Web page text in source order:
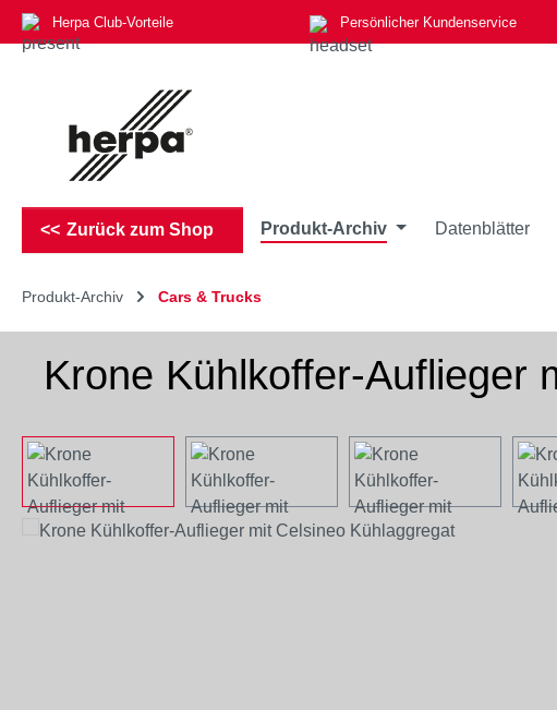
Hauptinhalt springen
Zur Suche springen
Zur Hauptnavigation springen
Herpa Club-Vorteile Persönlicher Kundenservice
Zurück zum Shop Produkt-Archiv Datenblätter
Produkt-Archiv Cars & Trucks
Krone Kühlkoffer-Auflieger
Bildergalerie überspringen